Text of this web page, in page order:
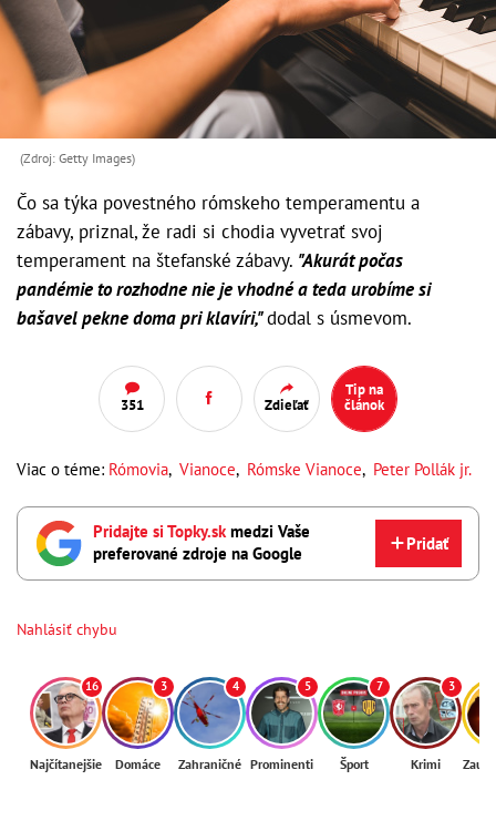
(Zdroj: Getty Images)
Čo sa týka povestného rómskeho temperamentu a
zábavy, priznal, že radi si chodia vyvetrať svoj
temperament na štefanské zábavy. "Akurát počas
pandémie to rozhodne nie je vhodné a teda urobíme si
bašavel pekne doma pri klavíri,"dodal s úsmevom.
351 Zdieľať
Tip na
článok
Viac o téme: Rómovia, Vianoce, Rómske Vianoce, Peter Pollák jr.
Pridajte si Topky.skmedzi Vaše
preferované zdroje na Google
Pridať
Nahlásiť chybu
16
Najčítanejšie
3
Domáce
4
Zahraničné
5
Prominenti
7
Šport
3
Krimi